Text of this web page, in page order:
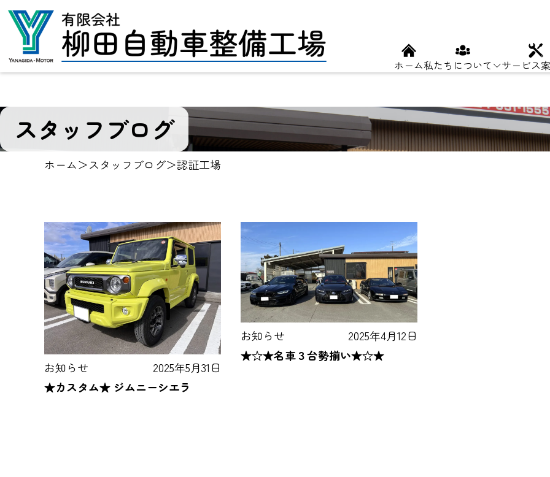
ホーム私たちについて サービス
スタッフブログ
ホーム＞スタッフブログ＞認証工場
お知らせ
2025年5月31日
★カスタム★ ジムニーシエラ
お知らせ
2025年4月12日
★☆★名車３台勢揃い★☆★